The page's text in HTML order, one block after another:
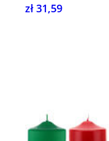
zł 31,59